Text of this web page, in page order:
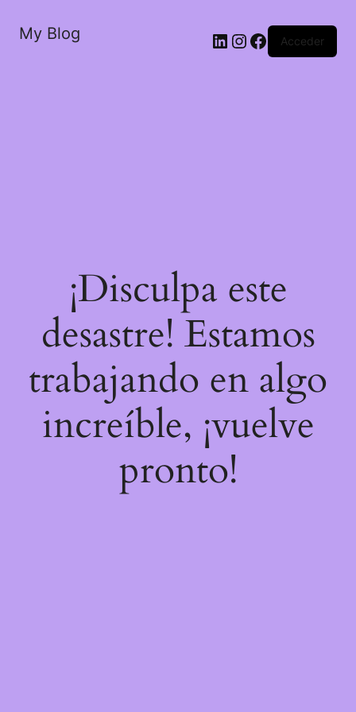
My Blog LinkedIn
Instagram
Facebook
Acceder
¡Disculpa este
desastre! Estamos
trabajando en algo
increíble, ¡vuelve
pronto!